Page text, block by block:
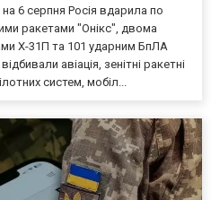
6 серпня Росія вдарила по
ракетами "Онікс", двома
Х-31П та 101 ударним БпЛА
авіація, зенітні ракетні
систем, мобіл...